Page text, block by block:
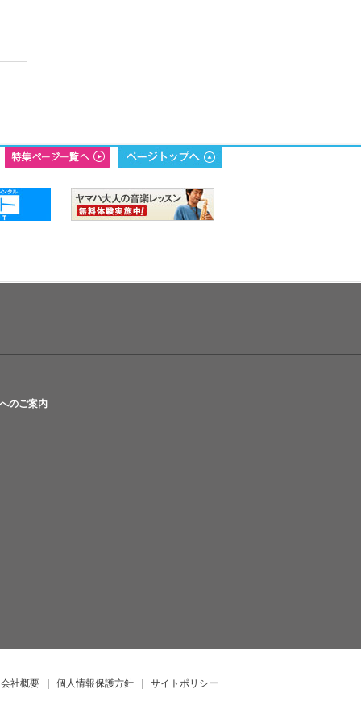
のご案内
会社概要 ｜ 個人情報保護方針 ｜ サイトポリシー